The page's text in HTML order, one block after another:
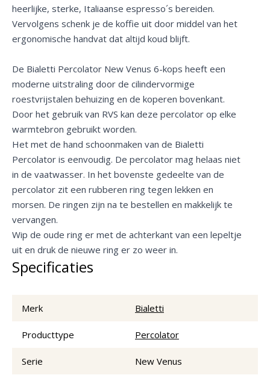
heerlijke, sterke, Italiaanse espresso´s bereiden.
Vervolgens schenk je de koffie uit door middel van het
ergonomische handvat dat altijd koud blijft.
De Bialetti Percolator New Venus 6-kops heeft een
moderne uitstraling door de cilindervormige
roestvrijstalen behuizing en de koperen bovenkant.
Door het gebruik van RVS kan deze percolator op elke
warmtebron gebruikt worden.
Het met de hand schoonmaken van de Bialetti
Percolator is eenvoudig. De percolator mag helaas niet
in de vaatwasser. In het bovenste gedeelte van de
percolator zit een rubberen ring tegen lekken en
morsen. De ringen zijn na te bestellen en makkelijk te
vervangen.
Wip de oude ring er met de achterkant van een lepeltje
uit en druk de nieuwe ring er zo weer in.
Specificaties
Merk Bialetti
Producttype Percolator
Serie New Venus